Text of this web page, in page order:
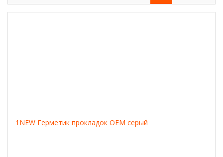
1NEW Герметик прокладок OEM серый